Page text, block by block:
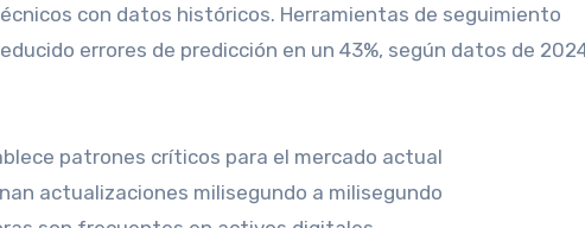
con datos históricos. Herramientas de seguimiento
errores de predicción en un 43%, según datos de
patrones críticos para el mercado actual
actualizaciones milisegundo a milisegundo